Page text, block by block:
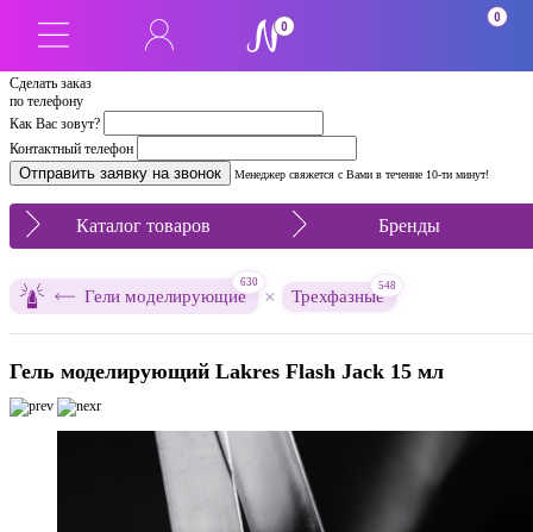
Сделать заказ
по телефону
Как Вас зовут?
Контактный телефон
Менеджер свяжется с Вами в течение 10-ти минут!
0
0
Каталог товаров Бренды
Гели моделирующие
630
× Трехфазные
548
Гель моделирующий Lakres Flash Jack 15 мл